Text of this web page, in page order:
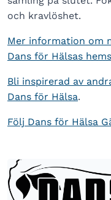
och kravlöshet.
Mer information om
Dans för Hälsas
Bli inspirerad av
Dans för Hälsa.
Följ Dans för Hälsa